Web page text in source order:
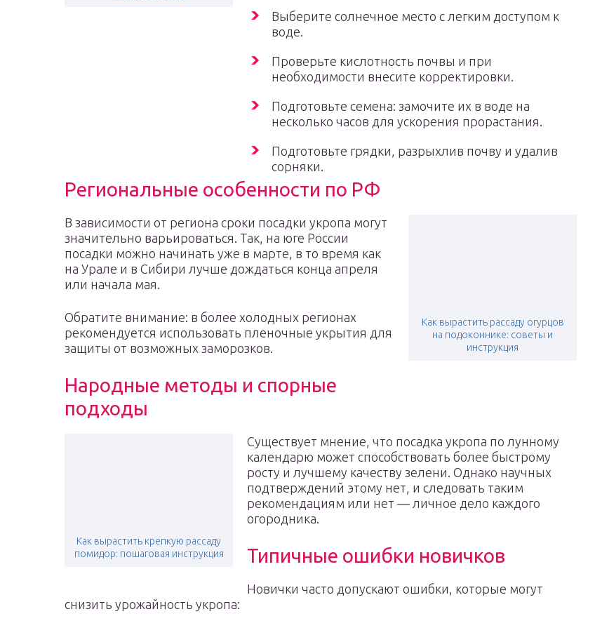
Выберите солнечное место с легким доступом к
воде.
Проверьте кислотность почвы и при
необходимости внесите корректировки.
Подготовьте семена: замочите их в воде на
несколько часов для ускорения прорастания.
Подготовьте грядки, разрыхлив почву и удалив
сорняки.
Региональные особенности по РФ
Как вырастить рассаду огурцов
на подоконнике: советы и
инструкция
В зависимости от региона сроки посадки укропа могут
значительно варьироваться. Так, на юге России
посадки можно начинать уже в марте, в то время как
на Урале и в Сибири лучше дождаться конца апреля
или начала мая.
Обратите внимание: в более холодных регионах
рекомендуется использовать пленочные укрытия для
защиты от возможных заморозков.
Народные методы и спорные
подходы
Как вырастить крепкую рассаду
помидор: пошаговая инструкция
Существует мнение, что посадка укропа по лунному
календарю может способствовать более быстрому
росту и лучшему качеству зелени. Однако научных
подтверждений этому нет, и следовать таким
рекомендациям или нет — личное дело каждого
огородника.
Типичные ошибки новичков
Новички часто допускают ошибки, которые могут
снизить урожайность укропа: